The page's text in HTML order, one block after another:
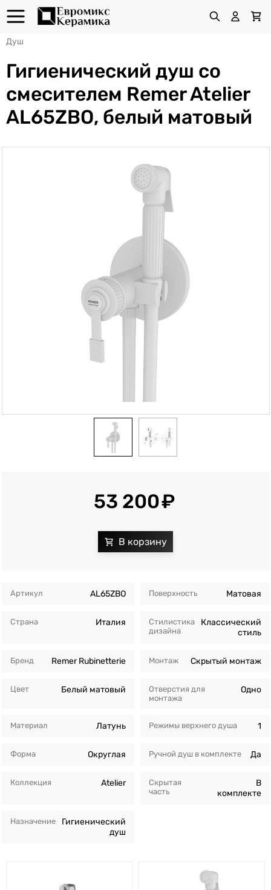
Душ
Гигиенический душ со
смесителем Remer Atelier
AL65ZBO, белый матовый
Артикул AL65ZBO
Страна Италия
Бренд Remer Rubinetterie
Цвет Белый матовый
Материал Латунь
Форма Округлая
Коллекция Atelier
Назначение
Гигиенический
душ
Поверхность Матовая
Стилистика
дизайна
Классический
стиль
Монтаж Скрытый монтаж
Отверстия для
монтажа
Одно
Режимы верхнего душа 1
Ручной душ в комплекте Да
Скрытая
часть
В
комплекте
53 200